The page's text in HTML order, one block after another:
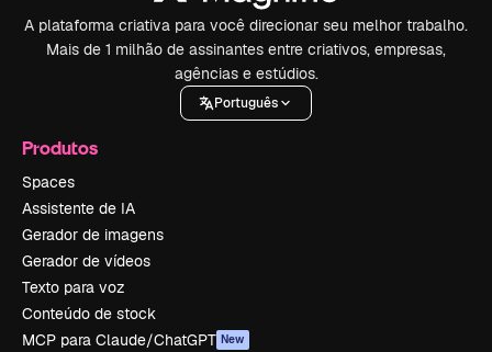
A plataforma criativa para você direcionar seu melhor trabalho.
Mais de 1 milhão de assinantes entre criativos, empresas,
agências e estúdios.
Português
Produtos
Spaces
Assistente de IA
Gerador de imagens
Gerador de vídeos
Texto para voz
Conteúdo de stock
MCP para Claude/ChatGPT New